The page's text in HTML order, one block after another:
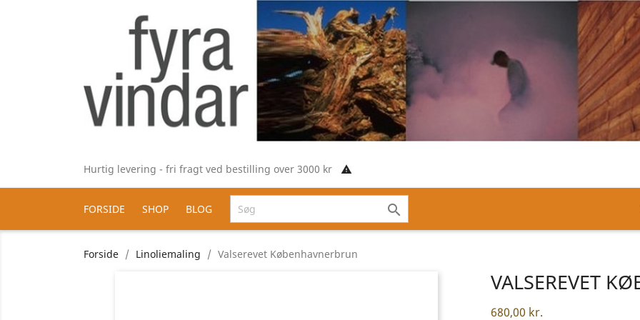
Hurtig levering - fri fragt ved bestilling over 3000 kr report_problem
FORSIDE SHOP BLOG 
Forside Linoliemaling Valserevet Københavnerbrun
VALSEREVET
680,00 kr.